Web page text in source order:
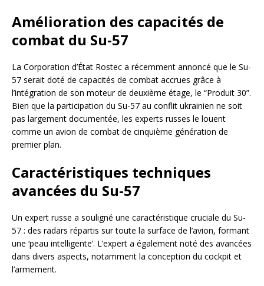
Amélioration des capacités de
combat du Su-57
La Corporation d’État Rostec a récemment annoncé que le Su-
57 serait doté de capacités de combat accrues grâce à
l’intégration de son moteur de deuxième étage, le “Produit 30”.
Bien que la participation du Su-57 au conflit ukrainien ne soit
pas largement documentée, les experts russes le louent
comme un avion de combat de cinquième génération de
premier plan.
Caractéristiques techniques
avancées du Su-57
Un expert russe a souligné une caractéristique cruciale du Su-
57 : des radars répartis sur toute la surface de l’avion, formant
une ‘peau intelligente’. L’expert a également noté des avancées
dans divers aspects, notamment la conception du cockpit et
l’armement.